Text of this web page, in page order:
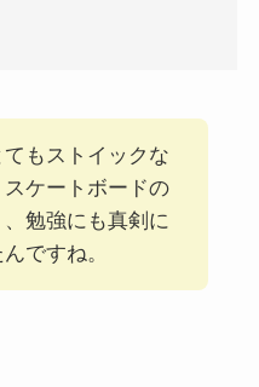
もストイックな
ケートボードの
勉強にも真剣に
ですね。